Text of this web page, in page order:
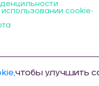
cookie-
чтобы улучшить